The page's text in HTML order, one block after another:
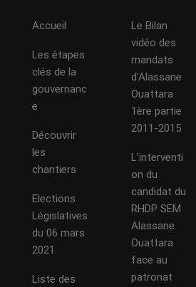
Accueil
Les étapes
clés de la
gouvernanc
e
Découvrir
les
chantiers
Elections
Législatives
du 06 mars
2021.
Liste des
Le Bilan
vidéo des
mandats
d’Alassane
Ouattara
1ère partie
2011-2015
L’interventi
on du
candidat du
RHDP SEM
Alassane
Ouattara
face au
patronat